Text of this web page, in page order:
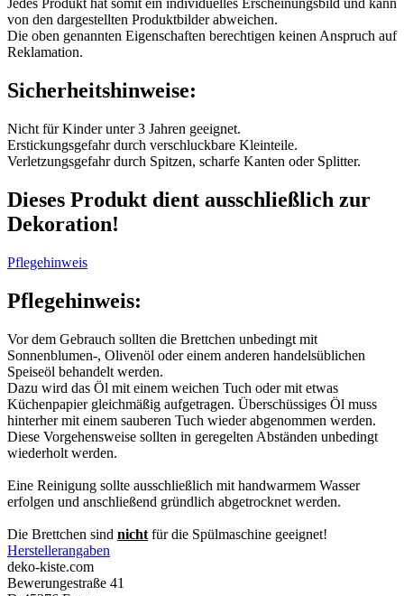
Jedes Produkt hat somit ein individuelles Erscheinungsbild und kann
von den dargestellten Produktbilder abweichen.
Die oben genannten Eigenschaften berechtigen keinen Anspruch auf
Reklamation.
Sicherheitshinweise:
Nicht für Kinder unter 3 Jahren geeignet.
Erstickungsgefahr durch verschluckbare Kleinteile.
Verletzungsgefahr durch Spitzen, scharfe Kanten oder Splitter.
Dieses Produkt dient ausschließlich zur
Dekoration!
Pflegehinweis
Pflegehinweis:
Vor dem Gebrauch sollten die Brettchen unbedingt mit
Sonnenblumen-, Olivenöl oder einem anderen handelsüblichen
Speiseöl behandelt werden.
Dazu wird das Öl mit einem weichen Tuch oder mit etwas
Küchenpapier gleichmäßig aufgetragen. Überschüssiges Öl muss
hinterher mit einem sauberen Tuch wieder abgenommen werden.
Diese Vorgehensweise sollten in geregelten Abständen unbedingt
wiederholt werden.
Eine Reinigung sollte ausschließlich mit handwarmem Wasser
erfolgen und anschließend gründlich abgetrocknet werden.
Die Brettchen sind nicht für die Spülmaschine geeignet!
Herstellerangaben
deko-kiste.com
Bewerungestraße 41